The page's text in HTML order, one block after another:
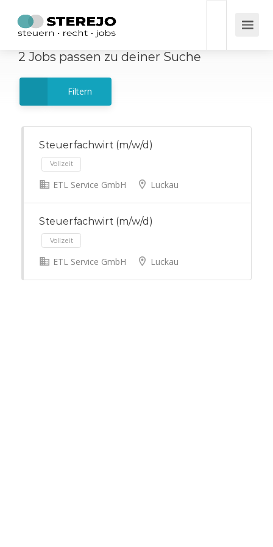
2 Jobs passen zu deiner Suche
Filtern
Steuerfachwirt (m/w/d)
ETL Service GmbH Luckau
Steuerfachwirt (m/w/d)
Vollzeit
ETL Service GmbH Luckau